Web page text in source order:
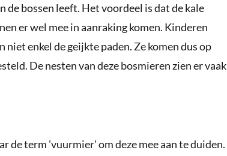
de bossen leeft. Het voordeel is dat de kale
er wel mee in aanraking komen. Kinderen
enkel de geijkte paden. Ze komen dus op
De nesten van deze bosmieren zien er vaak
de term 'vuurmier' om deze mee aan te duiden.